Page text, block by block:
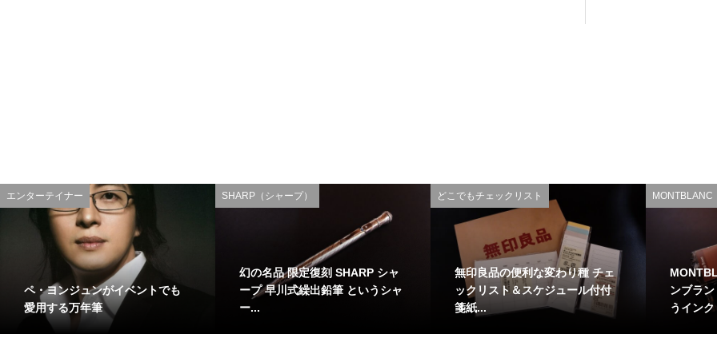
エンターテイナー
ペ・ヨンジュンがイベントでも
愛用する万年筆
SHARP（シャープ）
幻の名品 限定復刻 SHARP シャ
ープ 早川式繰出鉛筆 というシャ
ー...
どこでもチェックリスト
無印良品の便利な変わり種 チェ
ックリスト＆スケジュール付付
箋紙...
MONTBLANC
ンブラ
うインク